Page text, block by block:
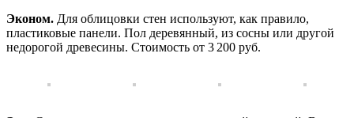
Эконом. Для облицовки стен используют, как правило,
пластиковые панели. Пол деревянный, из сосны или другой
недорогой древесины. Стоимость от 3 200 руб.